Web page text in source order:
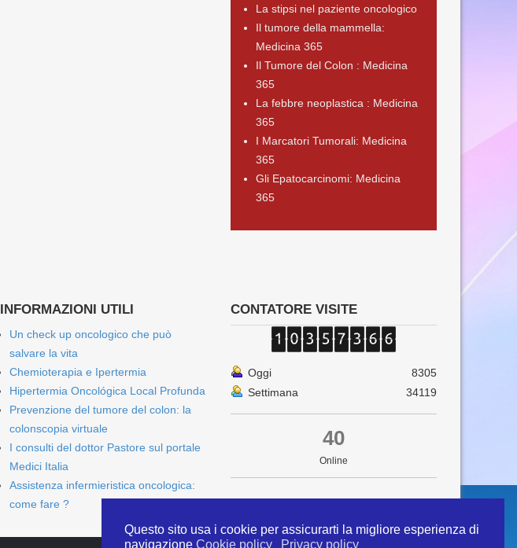
Questo sito usa i cookie per assicurarti la migliore esperienza di
navigazione Cookie policy Privacy policy
La stipsi nel paziente oncologico
Il tumore della mammella:
Medicina 365
Il Tumore del Colon : Medicina
365
La febbre neoplastica : Medicina
365
I Marcatori Tumorali: Medicina
365
Gli Epatocarcinomi: Medicina
365
INFORMAZIONI UTILI
Un check up oncologico che può
salvare la vita
Chemioterapia e Ipertermia
Hipertermia Oncológica Local Profunda
Prevenzione del tumore del colon: la
colonscopia virtuale
I consulti del dottor Pastore sul portale
Medici Italia
Assistenza infermieristica oncologica:
come fare ?
CONTATORE VISITE
Oggi
8305
Settimana
34119
40
Online